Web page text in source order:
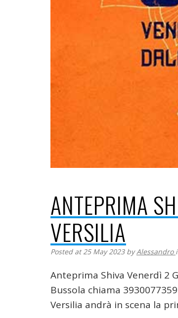
ANTEPRIMA
VERSILIA
Posted at 25 May 2023 byAlessandro
Anteprima Shiva Venerdì 2
Bussola chiama
Versilia andrà in scena la